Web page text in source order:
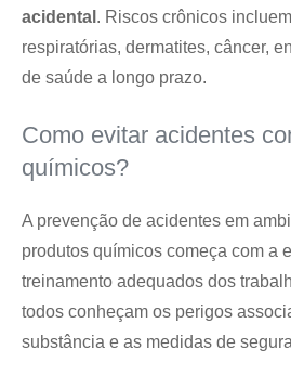
acidental . Riscos crônicos
respiratórias, dermatites, câncer,
de saúde a longo prazo.
Como evitar acidentes
químicos?
A prevenção de acidentes em
produtos químicos começa com a
treinamento adequados dos
todos conheçam os perigos
substância e as medidas de